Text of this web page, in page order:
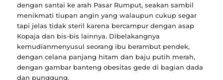
dengan santai ke arah Pasar Rumput, seakan sambil
menikmati tiupan angin yang walaupun cukup segar
tapi jelas tidak steril karena bercampur dengan asap
Kopaja dan bis-bis lainnya. Dibelakangnya
kemudianmenyusul seorang ibu berambut pendek,
dengan celana panjang hitam dan baju putih merah,
dengan gambar banteng obesitas gede di bagian dada
dan punggung.